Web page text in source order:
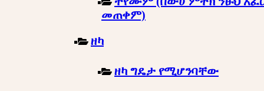
መጠቀም)
ዘካ
ዘካ ግዴታ የሚሆንባቸው